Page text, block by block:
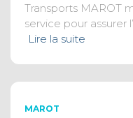
Transports MAROT
service pour assurer
Lire la suite
MAROT